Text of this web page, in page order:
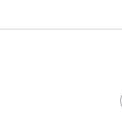
να κρατήσει